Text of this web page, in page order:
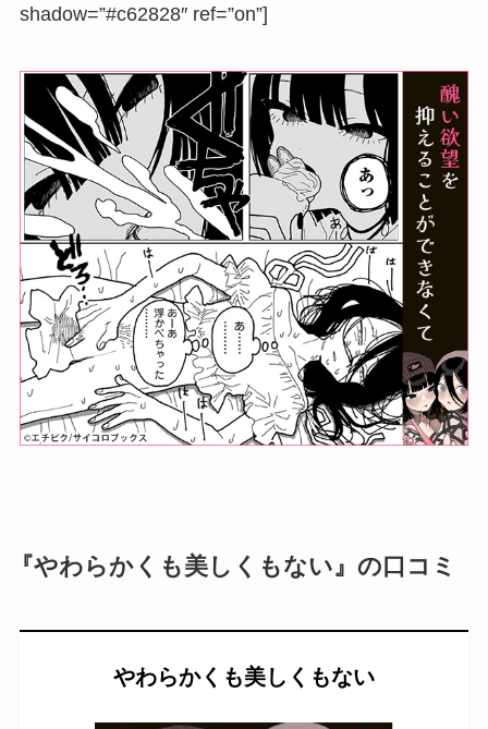
shadow=”#c62828″ ref=”on”]
『やわらかくも美しくもない』の口コミ
やわらかくも美しくもない